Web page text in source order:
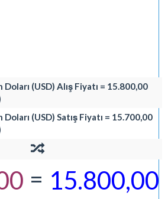
(USD) Alış Fiyatı = 15.800,00
(USD) Satış Fiyatı = 15.700,00
= 15.800,00